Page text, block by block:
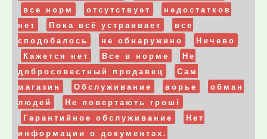
все норм
отсутствует
недостатков
нет
Пока всё устраивает
все
сподобалось
не обнаружино
Ничево
Кажется нет
Все в норме
Не
добросовестный продавец
Сам
магазин
Обслуживание ворье
обман
людей
Не повертають гроші
Гарантийное обслуживание
Нет
информации о документах.